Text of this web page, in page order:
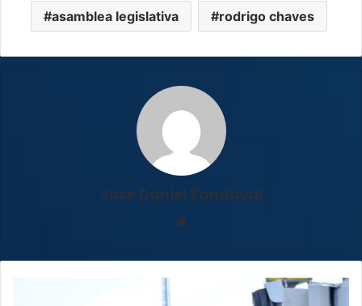
asamblea legislativa rodrigo chaves
Jose Daniel Sandoval